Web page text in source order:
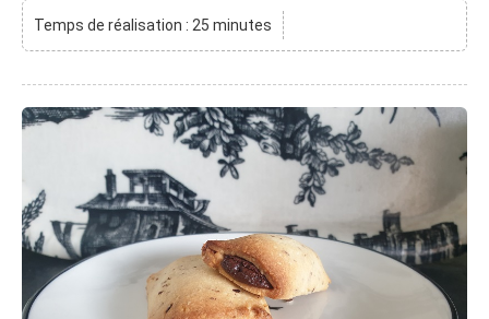
Temps de réalisation : 25 minutes